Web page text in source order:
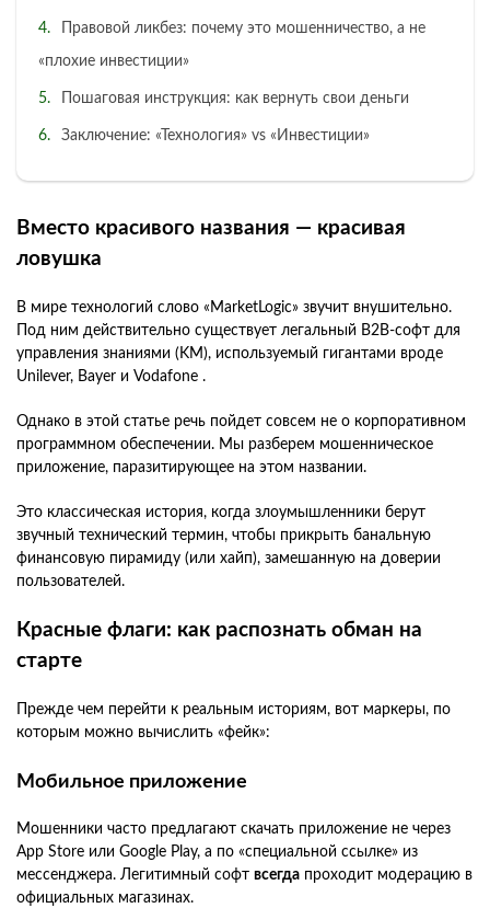
Правовой ликбез: почему это мошенничество, а не
«плохие инвестиции»
Пошаговая инструкция: как вернуть свои деньги
Заключение: «Технология» vs «Инвестиции»
Вместо красивого названия — красивая
ловушка
В мире технологий слово «MarketLogic» звучит внушительно.
Под ним действительно существует легальный B2B-софт для
управления знаниями (KM), используемый гигантами вроде
Unilever, Bayer и Vodafone .
Однако в этой статье речь пойдет совсем не о корпоративном
программном обеспечении. Мы разберем мошенническое
приложение, паразитирующее на этом названии.
Это классическая история, когда злоумышленники берут
звучный технический термин, чтобы прикрыть банальную
финансовую пирамиду (или хайп), замешанную на доверии
пользователей.
Красные флаги: как распознать обман на
старте
Прежде чем перейти к реальным историям, вот маркеры, по
которым можно вычислить «фейк»:
Мобильное приложение
Мошенники часто предлагают скачать приложение не через
App Store или Google Play, а по «специальной ссылке» из
мессенджера. Легитимный софт всегда проходит модерацию в
официальных магазинах.